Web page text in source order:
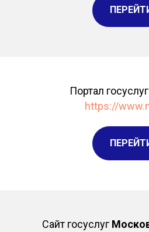
Портал госуслуг
https://
Сайт госуслуг